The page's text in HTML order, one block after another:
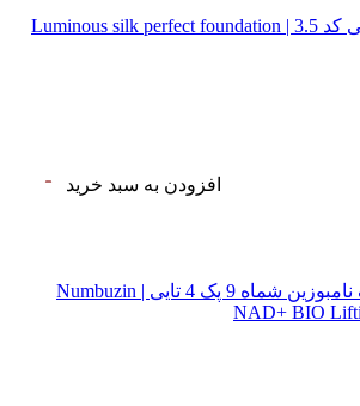
کرم پودرجورجیوآرمانی کد 3.5 | Luminous silk perfect foundation
افزودن به سبد خرید
ماسک صورت لیفتینگ نامبوزین شماه 9 پک 4 تایی | Numbuzin
NAD+ BIO